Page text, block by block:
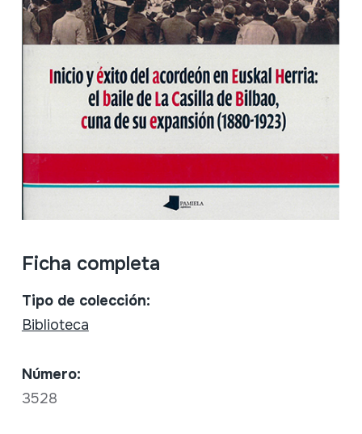
Ficha completa
Tipo de colección:
Biblioteca
Número:
3528